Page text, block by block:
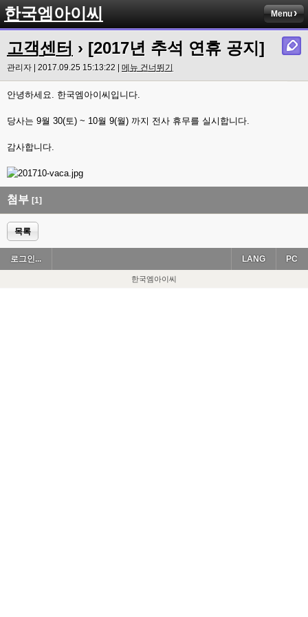
한국엠아이씨 Menu
고객센터 › [2017년 추석 연휴 공지]
관리자 | 2017.09.25 15:13:22 | 메뉴 건너뛰기
안녕하세요. 한국엠아이씨입니다.
당사는 9월 30(토) ~ 10월 9(월) 까지 전사 휴무를 실시합니다.
감사합니다.
첨부 [1]
목록
로그인... PC
LANG
한국엠아이씨